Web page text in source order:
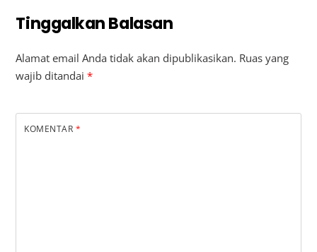
Tinggalkan Balasan
Alamat email Anda tidak akan dipublikasikan. Ruas yang
wajib ditandai*
KOMENTAR *